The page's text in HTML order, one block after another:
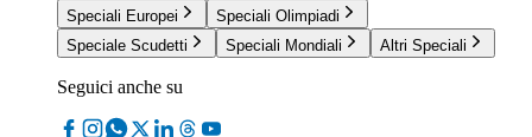
Speciali Europei
Speciali Olimpiadi
Speciale Scudetti
Speciali Mondiali Altri Speciali
Seguici anche su